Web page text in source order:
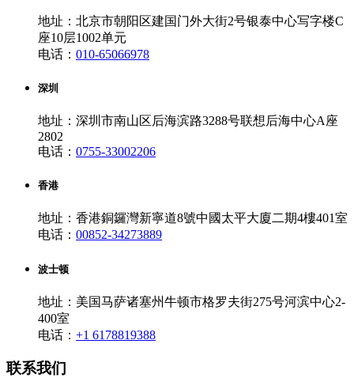
地址：北京市朝阳区建国门外大街2号银泰中心写字楼C
座10层1002单元
电话： 010-65066978
深圳
地址：深圳市南山区后海滨路3288号联想后海中心A座
2802
电话： 0755-33002206
香港
地址：香港銅鑼灣新寧道8號中國太平大廈二期4樓401室
电话： 00852-34273889
波士顿
地址：美国马萨诸塞州牛顿市格罗夫街275号河滨中心2-
400室
电话： +1 6178819388
联系我们